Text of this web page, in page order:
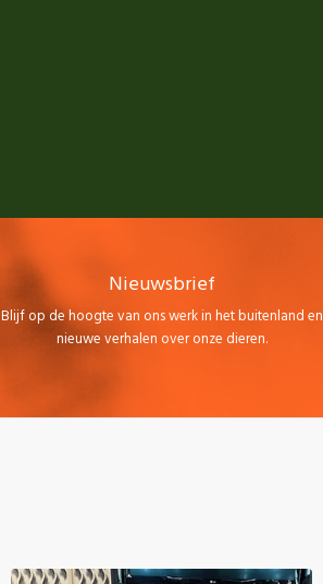
Nieuwsbrief
Blijf op de hoogte van ons werk in het buitenland en
nieuwe verhalen over onze dieren.